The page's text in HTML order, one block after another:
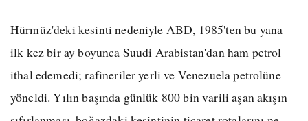
Hürmüz'deki kesinti nedeniyle ABD, 1985'ten bu yana
ilk kez bir ay boyunca Suudi Arabistan'dan ham petrol
ithal edemedi; rafineriler yerli ve Venezuela petrolüne
yöneldi. Yılın başında günlük 800 bin varili aşan akışın